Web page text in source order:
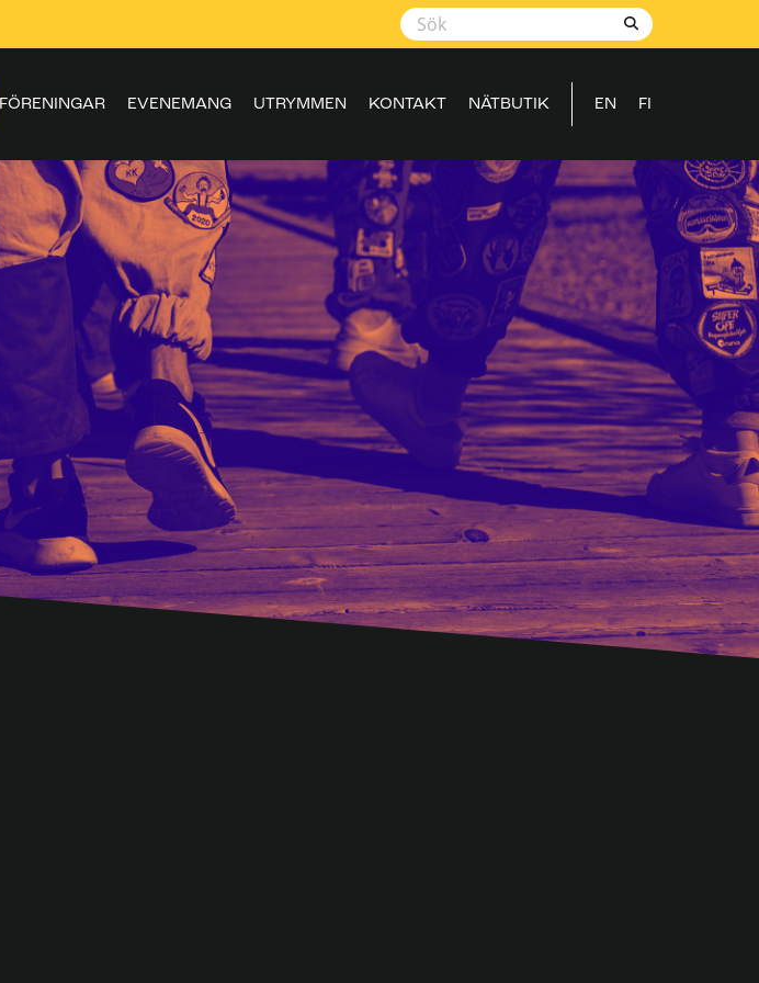
FÖRENINGAR EVENEMANG UTRYMMEN KONTAKT NÄTBUTIK EN FI